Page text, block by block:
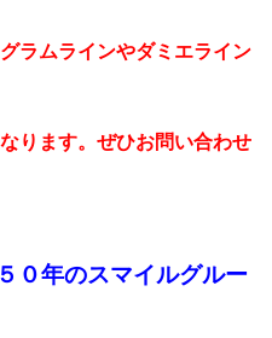
ラムラインやダミエライン
ります。ぜひお問い合わせ
０年のスマイルグルー